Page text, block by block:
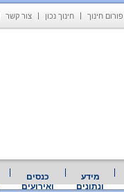
פורום חינוך חינוך נכון צור קשר
מידע
ונתונים
כנסים
ואירועים